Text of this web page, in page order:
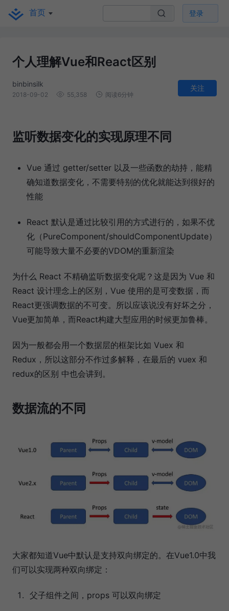
首页 登录
个人理解Vue和React区别
binbinsilk
2018-09-02 55,358 阅读6分钟
关注
监听数据变化的实现原理不同
Vue 通过 getter/setter 以及一些函数的劫持，能精
确知道数据变化，不需要特别的优化就能达到很好的
性能
React 默认是通过比较引用的方式进行的，如果不优
化（PureComponent/shouldComponentUpdate）
可能导致大量不必要的VDOM的重新渲染
为什么 React 不精确监听数据变化呢？这是因为 Vue 和
React 设计理念上的区别，Vue 使用的是可变数据，而
React更强调数据的不可变。所以应该说没有好坏之分，
Vue更加简单，而React构建大型应用的时候更加鲁棒。
因为一般都会用一个数据层的框架比如 Vuex 和
Redux，所以这部分不作过多解释，在最后的 vuex 和
redux的区别 中也会讲到。
数据流的不同
大家都知道Vue中默认是支持双向绑定的。在Vue1.0中我
们可以实现两种双向绑定：
父子组件之间，props 可以双向绑定